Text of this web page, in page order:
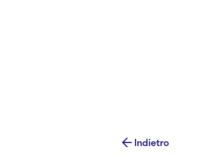
Indietro